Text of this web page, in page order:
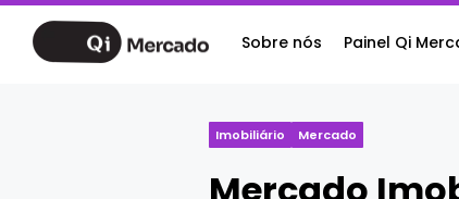
Sobre nós Painel Qi
Imobiliário Mercado